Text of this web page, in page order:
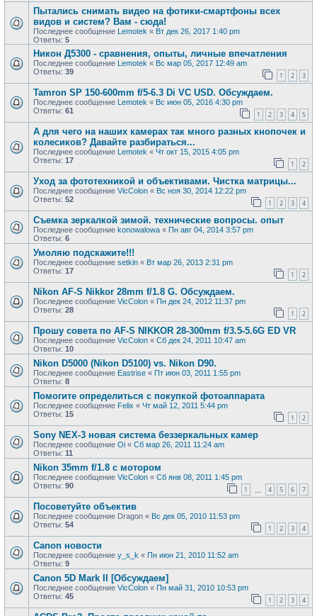
Пытались снимать видео на фотики-смартфоны всех
видов и систем? Вам - сюда!
Последнее сообщение Lemotek « Вт дек 26, 2017 1:40 pm
Ответы: 5
Никон Д5300 - сравнения, опыты, личные впечатления
Последнее сообщение Lemotek « Вс мар 05, 2017 12:49 am
Ответы: 39 1 2 3
Tamron SP 150-600mm f/5-6.3 Di VC USD. Обсуждаем.
Последнее сообщение Lemotek « Вс июн 05, 2016 4:30 pm
Ответы: 61 1 2 3 4 5
А для чего на наших камерах так много разных кнопочек и
колесиков? Давайте разбираться...
Последнее сообщение Lemotek « Чт окт 15, 2015 4:05 pm
Ответы: 17 1 2
Уход за фототехникой и объективами. Чистка матрицы...
Последнее сообщение VicColon « Вс ноя 30, 2014 12:22 pm
Ответы: 52 1 2 3 4
Съемка зеркалкой зимой. технические вопросы. опыт
Последнее сообщение konowalowa « Пн авг 04, 2014 3:57 pm
Ответы: 6
Умоляю подскажите!!!
Последнее сообщение setkin « Вт мар 26, 2013 2:31 pm
Ответы: 17 1 2
Nikon AF-S Nikkor 28mm f/1.8 G. Обсуждаем.
Последнее сообщение VicColon « Пн дек 24, 2012 11:37 pm
Ответы: 28 1 2
Прошу совета по AF-S NIKKOR 28-300mm f/3.5-5.6G ED VR
Последнее сообщение VicColon « Сб дек 24, 2011 10:47 am
Ответы: 10
Nikon D5000 (Nikon D5100) vs. Nikon D90.
Последнее сообщение Eastrise « Пт июн 03, 2011 1:55 pm
Ответы: 8
Помогите определиться с покупкой фотоаппарата
Последнее сообщение Felix « Чт май 12, 2011 5:44 pm
Ответы: 15 1 2
Sony NEX-3 новая система беззеркальных камер
Последнее сообщение Oi « Сб мар 26, 2011 11:24 am
Ответы: 11
Nikon 35mm f/1.8 с мотором
Последнее сообщение VicColon « Сб янв 08, 2011 1:45 pm
Ответы: 90 1 4 5 6 7
Посоветуйте объектив
Последнее сообщение Dragon « Вс дек 05, 2010 11:53 pm
Ответы: 54 1 2 3 4
Canon новости
Последнее сообщение y_s_k « Пн июн 21, 2010 11:52 am
Ответы: 9
Canon 5D Mark II [Обсуждаем]
Последнее сообщение VicColon « Пн май 31, 2010 10:53 pm
Ответы: 45 1 2 3 4